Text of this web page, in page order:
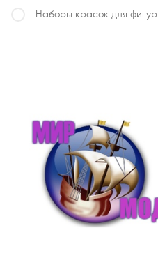
Наборы красок для фигур